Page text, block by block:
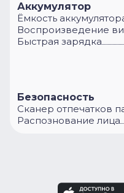
Аккумулятор
Ёмкость
Воспроизведение
Быстрая зарядка
Безопасность
Сканер отпечатков
Распознование лица